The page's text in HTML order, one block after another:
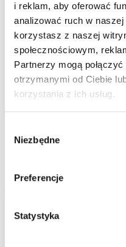
i reklam, aby oferować
analizować ruch w
korzystasz z naszej
społecznościowym,
Partnerzy mogą
otrzymanymi od Ciebie
korzystania z ich usług.
zgody
Niezbędne
Preferencje
Statystyka
Plakat – Zakaz
wstępu!
5,00zł
Dodaj do
koszyka